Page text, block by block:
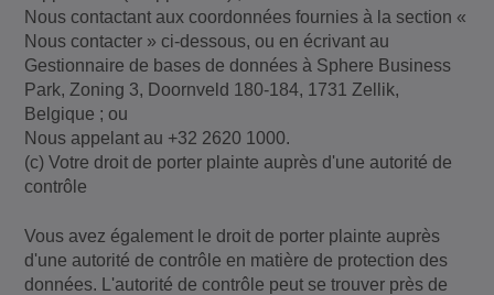
Nous contactant aux coordonnées fournies à la section «
Nous contacter » ci-dessous, ou en écrivant au
Gestionnaire de bases de données à Sphere Business
Park, Zoning 3, Doornveld 180-184, 1731 Zellik,
Belgique ; ou
Nous appelant au +32 2620 1000.
(c) Votre droit de porter plainte auprès d'une autorité de
contrôle
Vous avez également le droit de porter plainte auprès
d'une autorité de contrôle en matière de protection des
données. L'autorité de contrôle peut se trouver près de